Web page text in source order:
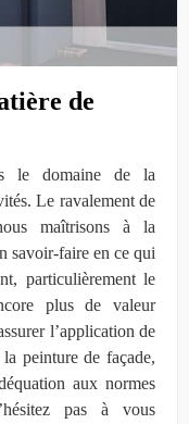
de
le domaine de la
Le ravalement de
maîtrisons à la
savoir-faire en ce qui
particulièrement le
plus de valeur
l’application de
peinture de façade,
aux normes
pas à vous